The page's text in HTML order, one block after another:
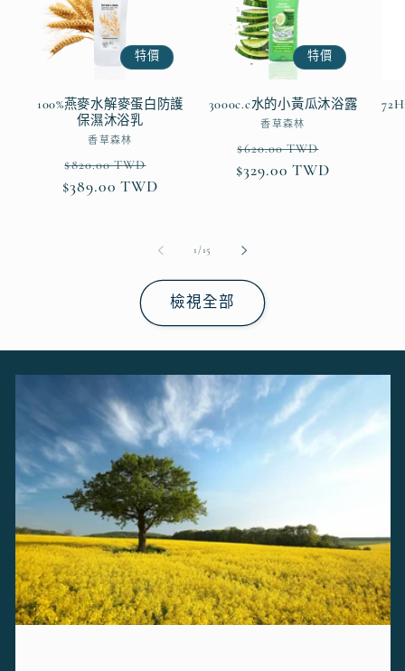
特價
100%燕麥水解麥蛋白防護
保濕沐浴乳
廠
商：
香草森林
定
價
$820.00 TWD
價
$389.00 TWD
特價
3000c.c水的小黃瓜沐浴露
廠
商：
香草森林
定
價
$620.00 TWD
價
$329.00 TWD
1 //15
檢視全部